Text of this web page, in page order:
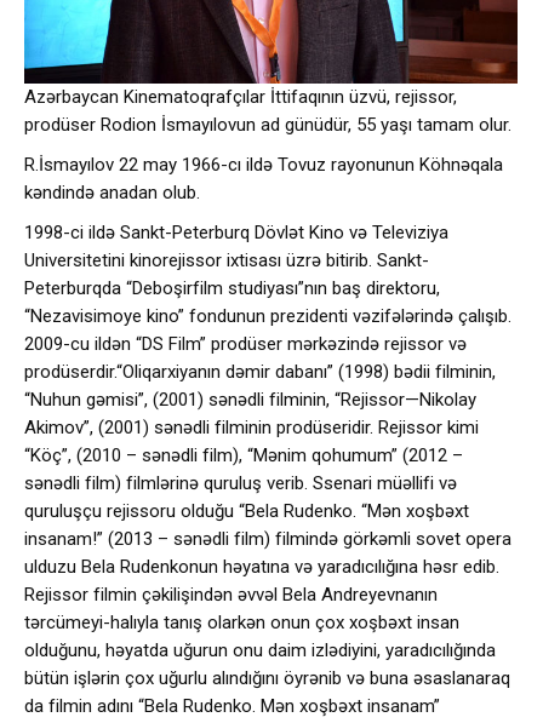
Azərbaycan Kinematoqrafçılar İttifaqının üzvü, rejissor,
prodüser Rodion İsmayılovun ad günüdür, 55 yaşı tamam olur.
R.İsmayılov 22 may 1966-cı ildə Tovuz rayonunun Köhnəqala
kəndində anadan olub.
1998-ci ildə Sankt-Peterburq Dövlət Kino və Televiziya
Universitetini kinorejissor ixtisası üzrə bitirib. Sankt-
Peterburqda “Deboşirfilm studiyası”nın baş direktoru,
“Nezavisimoye kino” fondunun prezidenti vəzifələrində çalışıb.
2009-cu ildən “DS Film” prodüser mərkəzində rejissor və
prodüserdir.“Oliqarxiyanın dəmir dabanı” (1998) bədii filminin,
“Nuhun gəmisi”, (2001) sənədli filminin, “Rejissor—Nikolay
Akimov”, (2001) sənədli filminin prodüseridir. Rejissor kimi
“Köç”, (2010 – sənədli film), “Mənim qohumum” (2012 –
sənədli film) filmlərinə quruluş verib. Ssenari müəllifi və
quruluşçu rejissoru olduğu “Bela Rudenko. “Mən xoşbəxt
insanam!” (2013 – sənədli film) filmində görkəmli sovet opera
ulduzu Bela Rudenkonun həyatına və yaradıcılığına həsr edib.
Rejissor filmin çəkilişindən əvvəl Bela Andreyevnanın
tərcümeyi-halıyla tanış olarkən onun çox xoşbəxt insan
olduğunu, həyatda uğurun onu daim izlədiyini, yaradıcılığında
bütün işlərin çox uğurlu alındığını öyrənib və buna əsaslanaraq
da filmin adını “Bela Rudenko. Mən xoşbəxt insanam”